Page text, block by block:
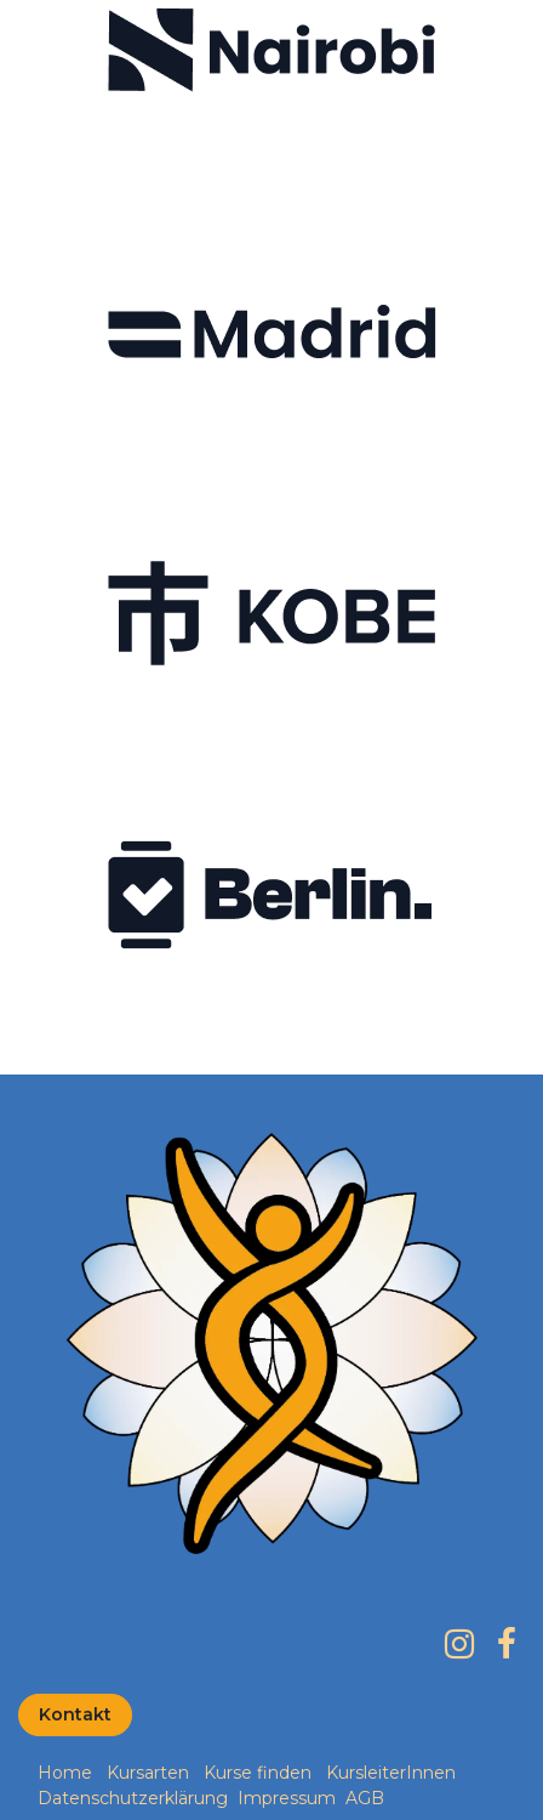
Kontakt
Home Kursarten Kurse finden
KursleiterInnen
Datenschutzerklärung
Impressum AGB